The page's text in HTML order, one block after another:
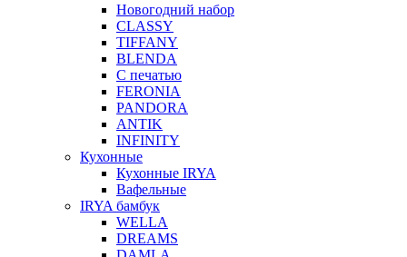
Новогодний набор
CLASSY
TIFFANY
BLENDA
С печатью
FERONIA
PANDORA
ANTIK
INFINITY
Кухонные
Кухонные IRYA
Вафельные
IRYA бамбук
WELLA
DREAMS